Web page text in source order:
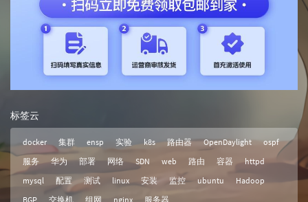
标签云
docker 集群 ensp 实验 k8s 路由器 OpenDaylight
ospf
服务
华为 部署 网络 SDN web 路由 容器
httpd
mysql
配置 测试 linux 安装 监控 ubuntu
Hadoop
BGP
交换机 组网 nginx 服务器